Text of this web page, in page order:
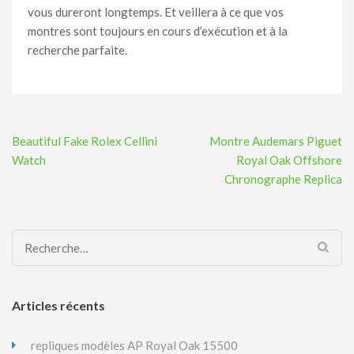
vous dureront longtemps. Et veillera à ce que vos
montres sont toujours en cours d’exécution et à la
recherche parfaite.
Navigation
de
Beautiful Fake Rolex Cellini
Watch
Montre Audemars Piguet
Royal Oak Offshore
Chronographe Replica
Rechercher :
Articles récents
repliques modèles AP Royal Oak 15500